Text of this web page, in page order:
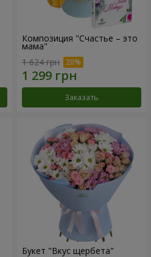
Композиция "Счастье – это
мама"
1 624 грн
Заказать
Букет "Вкус щербета"